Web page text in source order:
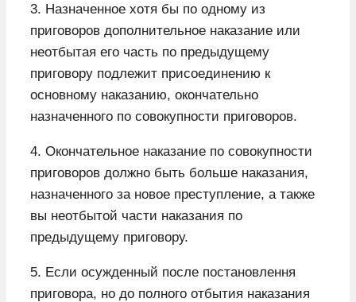
3. Назначенное хотя бы по одному из
приговоров дополнительное наказание или
неотбытая его часть по предыдущему
приговору подлежит присоединению к
основному наказанию, окончательно
назначенного по совокупности приговоров.
4. Окончательное наказание по совокупности
приговоров должно быть больше наказания,
назначенного за новое преступление, а также
вы неотбытой части наказания по
предыдущему приговору.
5. Если осужденный после постановлення
приговора, но до полного отбытия наказания